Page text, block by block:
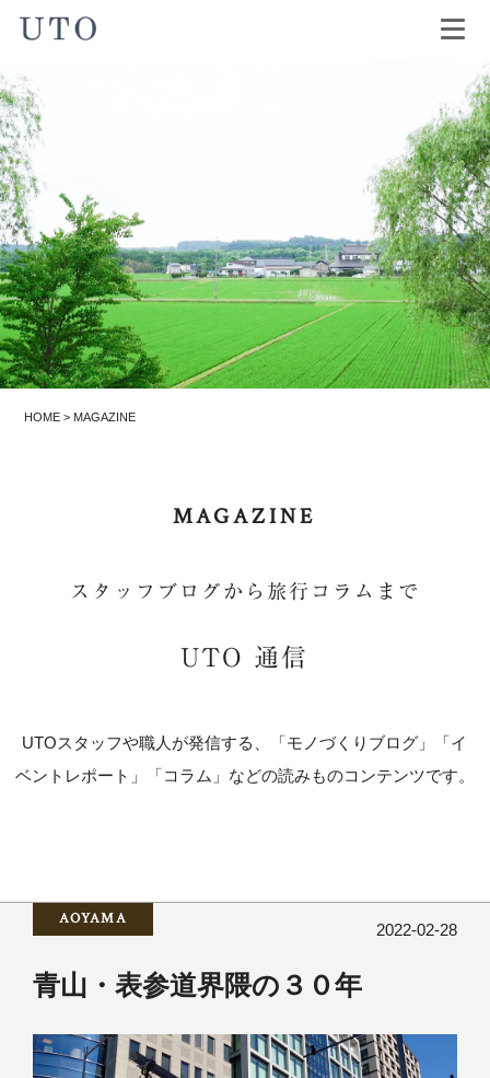
HOME > MAGAZINE
MAGAZINE
スタッフブログから旅行コラムまで
UTO 通信
UTOスタッフや職人が発信する、「モノづくりブログ」「イ
ベントレポート」「コラム」などの読みものコンテンツです。
AOYAMA
2022-02-28
青山・表参道界隈の３０年